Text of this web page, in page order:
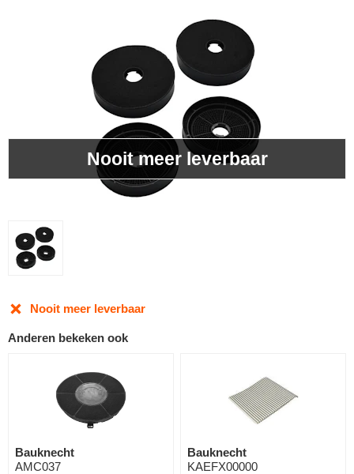
Nooit meer leverbaar
Nooit meer leverbaar
Anderen bekeken ook
Bauknecht
AMC037
Bauknecht
KAEFX00000